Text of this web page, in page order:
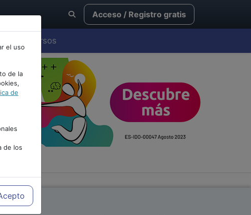
Acceso / Registro gratis
Cursos
el uso
de la
de
de los